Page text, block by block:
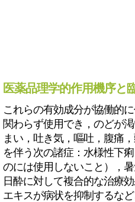
医薬品理学的作用機序と
これらの有効成分が協働的
関わらず使用でき，のどが
まい，吐き気，嘔吐，腹痛
を伴う次の諸症：水様性下
のには使用しないこと），
日酔に対して複合的な治療
エキスが病状を抑制するな